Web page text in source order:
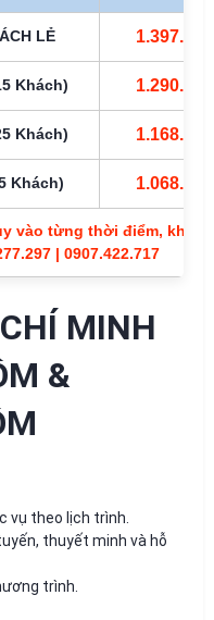
LẺ
Khách)
Khách)
Khách)
vào từng thời điểm,
| 0907.422.717
MINH
&
vụ theo lịch trình.
thuyết minh và hỗ
trình.